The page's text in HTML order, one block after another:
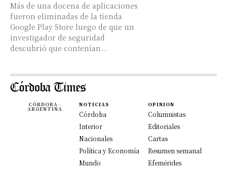
Más de una docena de aplicaciones
fueron eliminadas de la tienda
Google Play Store luego de que un
investigador de seguridad
descubrió que contenían...
CÓRDOBA -
ARGENTINA
NOTICIAS
Córdoba
Interior
Nacionales
Política y Economía
Mundo
OPINION
Columnistas
Editoriales
Cartas
Resumen semanal
Efemérides